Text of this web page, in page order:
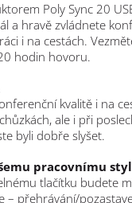
Poly Sync 20
a hravě zvládnete
i na cestách.
hodin hovoru.
kvalitě i na
ale i při
byli dobře slyšet.
pracovnímu
tlačítku budete
– přehrávání/